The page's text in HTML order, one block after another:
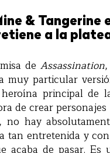
&
a la
de Assassination
muy particular
principal de
de crear
no hay
tan entretenida y